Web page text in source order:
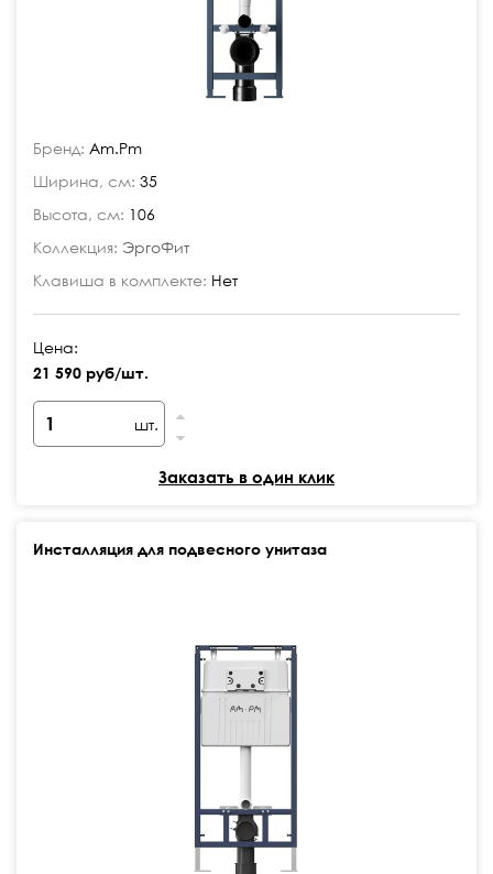
Бренд: Am.Pm
Ширина, см: 35
Высота, см: 106
Коллекция: ЭргоФит
Клавиша в комплекте: Нет
Цена:
21 590 руб/шт.
шт.
Заказать в один клик
Инсталляция для подвесного унитаза